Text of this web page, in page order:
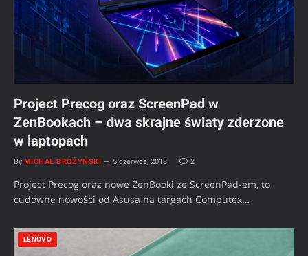
Project Precog oraz ScreenPad w
ZenBookach – dwa skrajne światy zderzone
w laptopach
By MICHAŁ BROŻYŃSKI 5 czerwca, 2018 2
Project Precog oraz nowe ZenBooki ze ScreenPad-em, to
cudowne nowości od Asusa na targach Computex…
LENOVO